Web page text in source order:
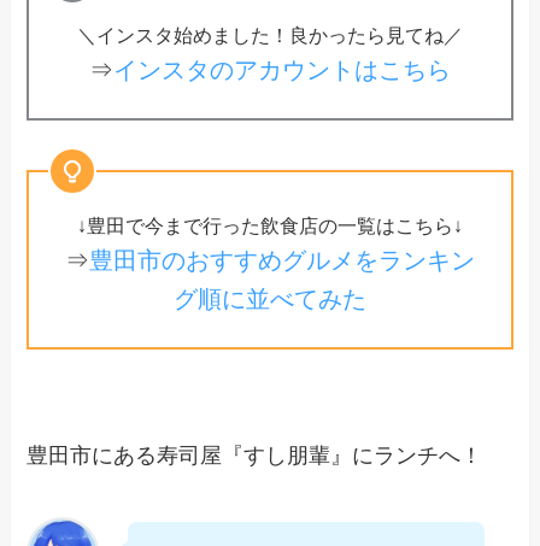
＼インスタ始めました！良かったら見てね／
⇒インスタのアカウントはこちら
↓豊田で今まで行った飲食店の一覧はこちら↓
⇒豊田市のおすすめグルメをランキン
グ順に並べてみた
豊田市にある寿司屋『すし朋輩』にランチへ！